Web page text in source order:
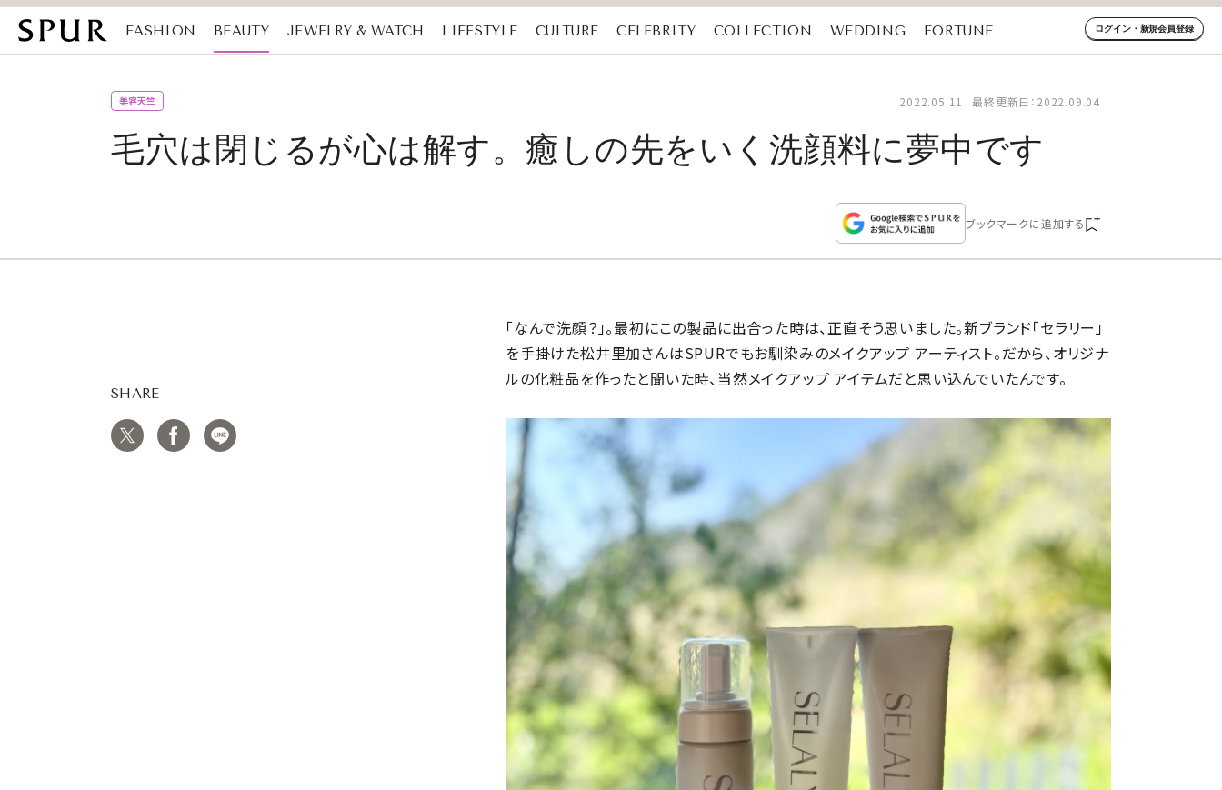
FASHION BEAUTY JEWELRY & WATCH LIFESTYLE CULTURE CELEBRITY COLLECTION WEDDING
FORTUNE
ログイン・新規会員登録
美容天竺 2022.05.11 最終更新日：2022.09.04
毛穴は閉じるが心は解す。癒しの先をいく洗顔料に夢中です
ブックマークに追加する
SHARE
「なんで洗顔？」。最初にこの製品に出合った時は、正直そう思いました。新ブランド「セラリー」
を手掛けた松井里加さんはSPURでもお馴染みのメイクアップ アーティスト。だから、オリジナ
ルの化粧品を作ったと聞いた時、当然メイクアップ アイテムだと思い込んでいたんです。